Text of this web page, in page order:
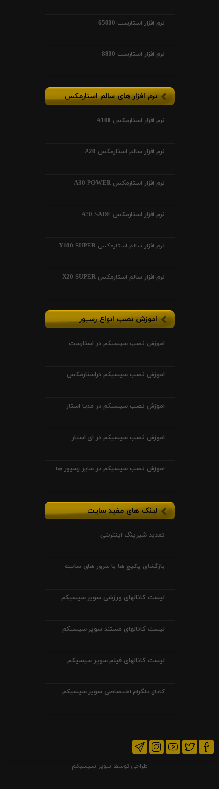
نرم افزار استارست 65000
نرم افزار استارست 8800
نرم افزار های سالم استارمکس
نرم افزار استارمکس A100
نرم افزار سالم استارمکس A20
نرم افزار استارمکس A30 POWER
نرم افزار استارمکس A30 SADE
نرم افزار سالم استارمکس X100 SUPER
نرم افزار سالم استارمکس X20 SUPER
اموزش نصب انواع رسیور
اموزش نصب سیسیکم در استارست
اموزش نصب سیسیکم دراستارمکس
اموزش نصب سیسیکم در مدیا استار
اموزش نصب سیسیکم در ای استار
اموزش نصب سیسیکم در سایر رسیور ها
لینک های مفید سایت
تمدید شیرینگ اینترنتی
بازگشای پکیج ها با سرور های سایت
لیست کانالهای ورزشی سوپر سیسیکم
لیست کانالهای مستند سوپر سیسیکم
لیست کانالهای فیلم سوپر سیسیکم
کانال تلگرام اختصاصی سوپر سیسیکم
طراحی توسط سوپر سیسیکم